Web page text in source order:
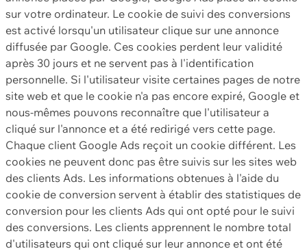
sur votre ordinateur. Le cookie de suivi des conversions
est activé lorsqu'un utilisateur clique sur une annonce
diffusée par Google. Ces cookies perdent leur validité
après 30 jours et ne servent pas à l'identification
personnelle. Si l'utilisateur visite certaines pages de notre
site web et que le cookie n'a pas encore expiré, Google et
nous-mêmes pouvons reconnaître que l'utilisateur a
cliqué sur l'annonce et a été redirigé vers cette page.
Chaque client Google Ads reçoit un cookie différent. Les
cookies ne peuvent donc pas être suivis sur les sites web
des clients Ads. Les informations obtenues à l'aide du
cookie de conversion servent à établir des statistiques de
conversion pour les clients Ads qui ont opté pour le suivi
des conversions. Les clients apprennent le nombre total
d'utilisateurs qui ont cliqué sur leur annonce et ont été